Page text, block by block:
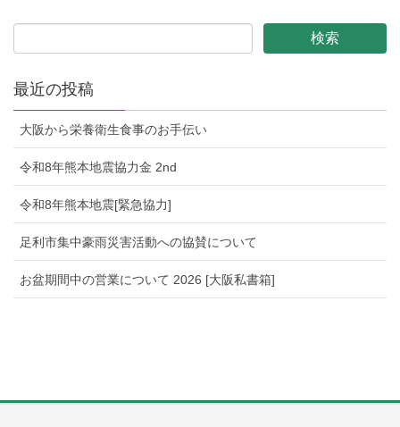
最近の投稿
大阪から栄養衛生食事のお手伝い
令和8年熊本地震協力金 2nd
令和8年熊本地震[緊急協力]
足利市集中豪雨災害活動への協賛について
お盆期間中の営業について 2026 [大阪私書箱]